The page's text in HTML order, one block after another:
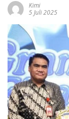
Kimi
5 Juli 2025